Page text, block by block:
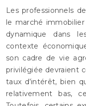
Les professionnels
le marché
dynamique dans
contexte
son cadre de vie
privilégiée devraient
taux d’intérêt, bien
relativement bas,